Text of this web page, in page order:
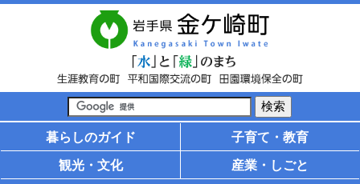
暮らしのガイド
子育て・教育
観光・文化
産業・しごと